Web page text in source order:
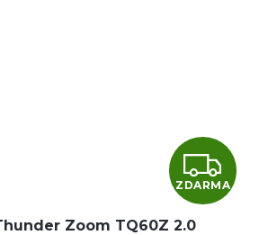
Z
D
ZDARMA
Zoom TQ60Z 2.0